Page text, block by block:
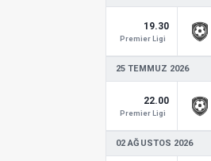
19.30
Premier Ligi
25 TEMMUZ 2026
22.00
Premier Ligi
02 AĞUSTOS 2026